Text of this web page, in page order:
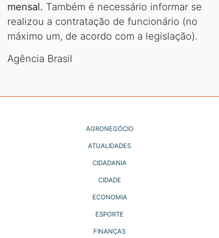
mensal. Também é necessário informar se
realizou a contratação de funcionário (no
máximo um, de acordo com a legislação).
Agência Brasil
AGRONEGÓCIO
ATUALIDADES
CIDADANIA
CIDADE
ECONOMIA
ESPORTE
FINANÇAS